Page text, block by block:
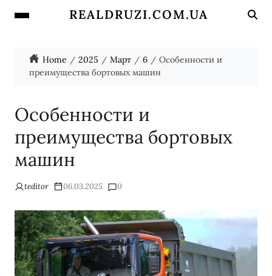
REALDRUZI.COM.UA
Home 2025 Март 6
Особенности и
преимущества бортовых машин
Особенности и
преимущества бортовых
машин
teditor 06.03.2025 0